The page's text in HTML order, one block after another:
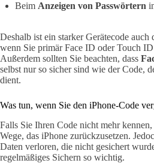
Beim Anzeigen von Passwörtern
Deshalb ist ein starker Gerätecode auch
wenn Sie primär Face ID oder Touch
Außerdem sollten Sie beachten, dass
selbst nur so sicher sind wie der Code,
dient.
Was tun, wenn Sie den iPhone-Code
Falls Sie Ihren Code nicht mehr kennen,
Wege, das iPhone zurückzusetzen.
Daten verloren, die nicht gesichert
regelmäßiges Sichern so wichtig.